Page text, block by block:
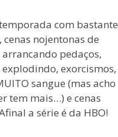
com bastante
cenas nojentonas de
pedaços,
exorcismos,
sangue (mas acho
tem mais…) e cenas
a série é da HBO!